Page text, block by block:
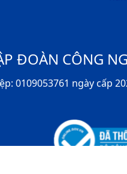
ĐOÀN CÔNG
0109053761 ngày cấp